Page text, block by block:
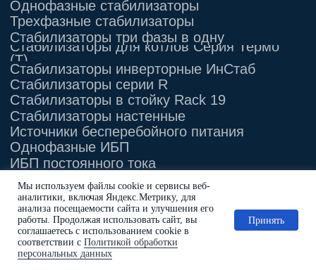
Мы используем файлы cookie и сервисы веб-
аналитики, включая Яндекс.Метрику, для
анализа посещаемости сайта и улучшения его
работы. Продолжая использовать сайт, вы
соглашаетесь с использованием cookie в
соответствии с Политикой обработки
персональных данных
Принять